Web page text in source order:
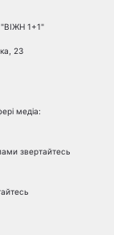
"ВІЖН 1+1"
23
медіа:
звертайтесь